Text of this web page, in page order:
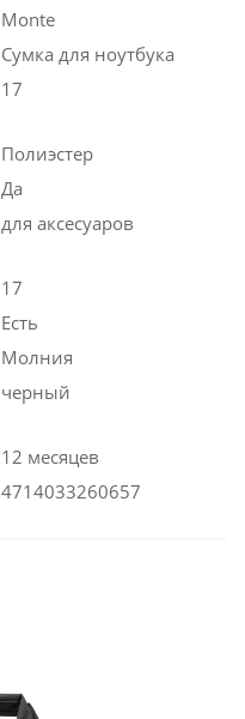
Monte
Сумка для ноутбука
17
Полиэстер
Да
для аксесуаров
17
Есть
Молния
черный
12 месяцев
4714033260657